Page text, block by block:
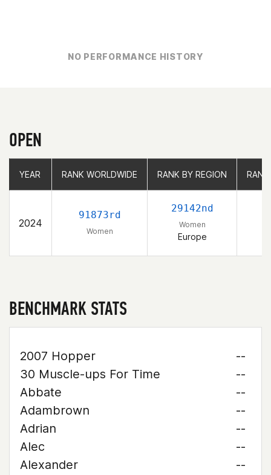
NO PERFORMANCE HISTORY
OPEN
YEAR RANK WORLDWIDE RANK BY REGION
2024
91873rd
Women
29142nd
Women
Europe
YEAR RANK WORLDWIDE RANK BY REGION
BENCHMARK STATS
2007 Hopper
--
30 Muscle-ups For Time
--
Abbate
--
Adambrown
--
Adrian
--
Alec
--
Alexander
--